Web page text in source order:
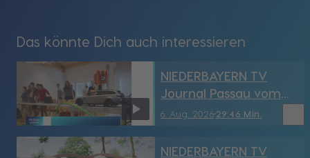
Das könnte Dich auch interessieren
6. Aug. 202629:46 Min.
NIEDERBAYERN TV
Journal Passau vom
6.08.2026
NIEDERBAYERN TV